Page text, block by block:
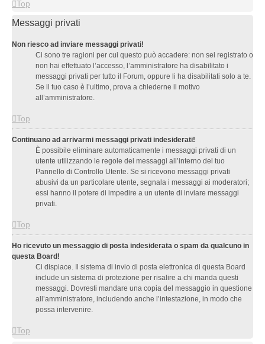
Top
Messaggi privati
Non riesco ad inviare messaggi privati!
Ci sono tre ragioni per cui questo può accadere: non sei registrato o
non hai effettuato l’accesso, l’amministratore ha disabilitato i
messaggi privati per tutto il Forum, oppure li ha disabilitati solo a te.
Se il tuo caso è l’ultimo, prova a chiederne il motivo
all’amministratore.
Top
Continuano ad arrivarmi messaggi privati indesiderati!
È possibile eliminare automaticamente i messaggi privati ​​di un
utente utilizzando le regole dei messaggi all’interno del tuo
Pannello di Controllo Utente. Se si ricevono messaggi privati ​​
abusivi da un particolare utente, segnala i messaggi ai moderatori;
essi hanno il potere di impedire a un utente di inviare messaggi
privati​​.
Top
Ho ricevuto un messaggio di posta indesiderata o spam da qualcuno in
questa Board!
Ci dispiace. Il sistema di invio di posta elettronica di questa Board
include un sistema di protezione per risalire a chi manda questi
messaggi. Dovresti mandare una copia del messaggio in questione
all’amministratore, includendo anche l’intestazione, in modo che
possa intervenire.
Top